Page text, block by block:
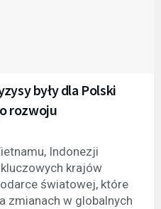
były dla Polski
rozwoju
Indonezji
krajów
światowej, które
zmianach w globalnych